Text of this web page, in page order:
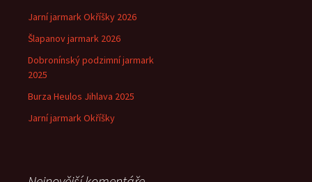
Jarní jarmark Okříšky 2026
Šlapanov jarmark 2026
Dobronínský podzimní jarmark
2025
Burza Heulos Jihlava 2025
Jarní jarmark Okříšky